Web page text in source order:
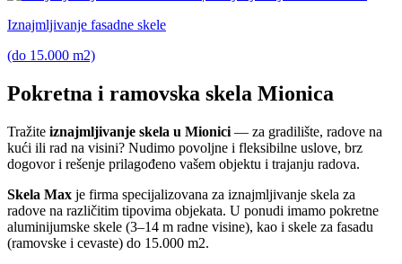
Iznajmljivanje fasadne skele
(do 15.000 m2)
Pokretna i ramovska skela Mionica
Tražite iznajmljivanje skela u Mionici — za gradilište, radove na
kući ili rad na visini? Nudimo povoljne i fleksibilne uslove, brz
dogovor i rešenje prilagođeno vašem objektu i trajanju radova.
Skela Max je firma specijalizovana za iznajmljivanje skela za
radove na različitim tipovima objekata. U ponudi imamo pokretne
aluminijumske skele (3–14 m radne visine), kao i skele za fasadu
(ramovske i cevaste) do 15.000 m2.